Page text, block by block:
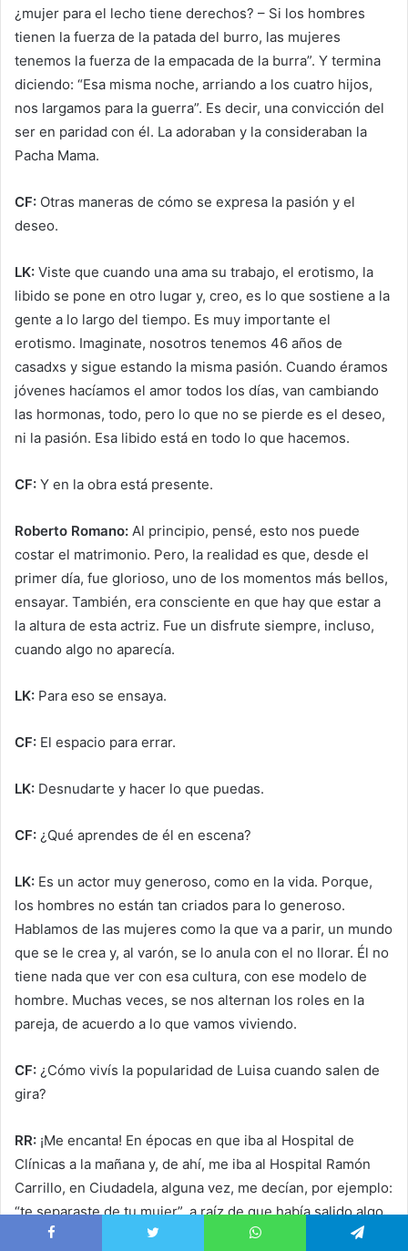
¿mujer para el lecho tiene derechos? – Si los hombres
tienen la fuerza de la patada del burro, las mujeres
tenemos la fuerza de la empacada de la burra”. Y termina
diciendo: “Esa misma noche, arriando a los cuatro hijos,
nos largamos para la guerra”. Es decir, una convicción del
ser en paridad con él. La adoraban y la consideraban la
Pacha Mama.
CF: Otras maneras de cómo se expresa la pasión y el
deseo.
LK: Viste que cuando una ama su trabajo, el erotismo, la
libido se pone en otro lugar y, creo, es lo que sostiene a la
gente a lo largo del tiempo. Es muy importante el
erotismo. Imaginate, nosotros tenemos 46 años de
casadxs y sigue estando la misma pasión. Cuando éramos
jóvenes hacíamos el amor todos los días, van cambiando
las hormonas, todo, pero lo que no se pierde es el deseo,
ni la pasión. Esa libido está en todo lo que hacemos.
CF: Y en la obra está presente.
Roberto Romano: Al principio, pensé, esto nos puede
costar el matrimonio. Pero, la realidad es que, desde el
primer día, fue glorioso, uno de los momentos más bellos,
ensayar. También, era consciente en que hay que estar a
la altura de esta actriz. Fue un disfrute siempre, incluso,
cuando algo no aparecía.
LK: Para eso se ensaya.
CF: El espacio para errar.
LK: Desnudarte y hacer lo que puedas.
CF: ¿Qué aprendes de él en escena?
LK: Es un actor muy generoso, como en la vida. Porque,
los hombres no están tan criados para lo generoso.
Hablamos de las mujeres como la que va a parir, un mundo
que se le crea y, al varón, se lo anula con el no llorar. Él no
tiene nada que ver con esa cultura, con ese modelo de
hombre. Muchas veces, se nos alternan los roles en la
pareja, de acuerdo a lo que vamos viviendo.
CF: ¿Cómo vivís la popularidad de Luisa cuando salen de
gira?
RR: ¡Me encanta! En épocas en que iba al Hospital de
Clínicas a la mañana y, de ahí, me iba al Hospital Ramón
Carrillo, en Ciudadela, alguna vez, me decían, por ejemplo:
“te separaste de tu mujer”, a raíz de que había salido algo
en algún medio. “No sé, hoy me dio el desayuno”. Nunca